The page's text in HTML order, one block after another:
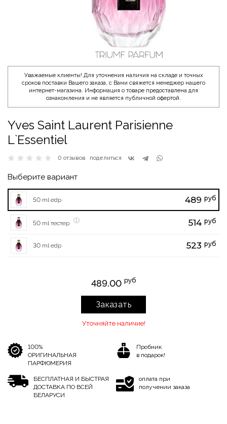
Уважаемые клиенты! Для уточнения наличия на складе и точных
сроков поставки Вашего заказа, с Вами свяжется менеджер нашего
интернет-магазина. Информация о товаре предоставлена для
ознакомления и не является публичной офертой.
Yves Saint Laurent Parisienne
L`Essentiel
0 отзывов поделиться
Выберите вариант
50 ml edp 489 руб
50 ml тестер 514 руб
30 ml edp 523 руб
489.00 руб
Заказать
Уточняйте наличие!
100%
ОРИГИНАЛЬНАЯ
ПАРФЮМЕРИЯ
Пробник
в подарок!
БЕСПЛАТНАЯ И БЫСТРАЯ
ДОСТАВКА ПО ВСЕЙ
БЕЛАРУСИ
оплата при
получении заказа